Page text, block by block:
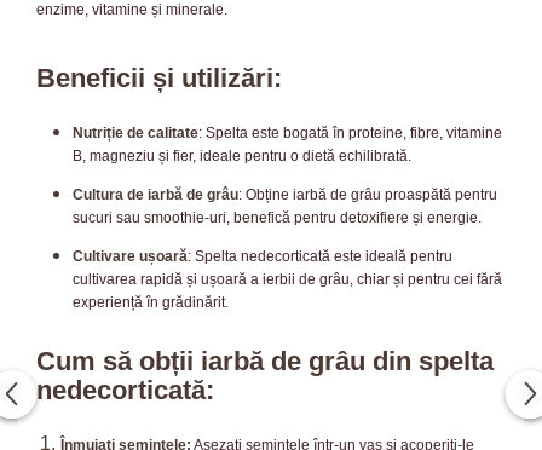
enzime, vitamine și minerale.
Beneficii și utilizări:
Nutriție de calitate: Spelta este bogată în proteine, fibre, vitamine
B, magneziu și fier, ideale pentru o dietă echilibrată.
Cultura de iarbă de grâu: Obține iarbă de grâu proaspătă pentru
sucuri sau smoothie-uri, benefică pentru detoxifiere și energie.
Cultivare ușoară: Spelta nedecorticată este ideală pentru
cultivarea rapidă și ușoară a ierbii de grâu, chiar și pentru cei fără
experiență în grădinărit.
Cum să obții iarbă de grâu din spelta
nedecorticată:
Înmuiați semințele: Așezați semințele într-un vas și acoperiți-le